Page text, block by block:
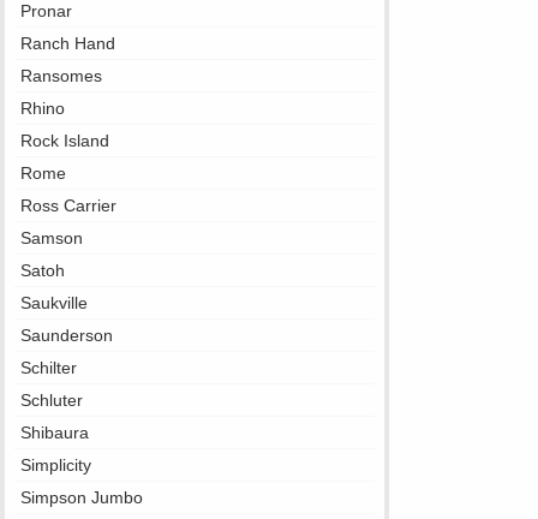
Pronar
Ranch Hand
Ransomes
Rhino
Rock Island
Rome
Ross Carrier
Samson
Satoh
Saukville
Saunderson
Schilter
Schluter
Shibaura
Simplicity
Simpson Jumbo